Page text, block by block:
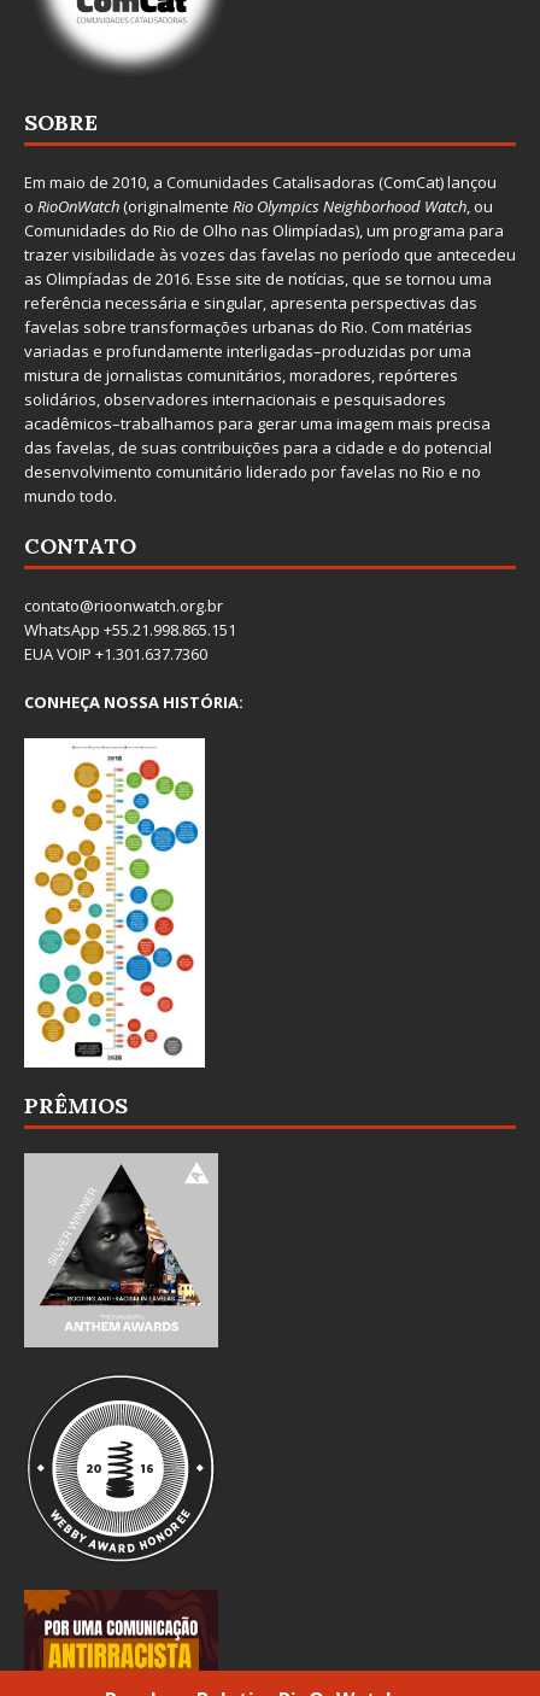
SOBRE
Em maio de 2010, a Comunidades Catalisadoras (ComCat) lançou
o RioOnWatch(originalmente Rio Olympics Neighborhood Watch, ou
Comunidades do Rio de Olho nas Olimpíadas), um programa para
trazer visibilidade às vozes das favelas no período que antecedeu
as Olimpíadas de 2016. Esse site de notícias, que se tornou uma
referência necessária e singular, apresenta perspectivas das
favelas sobre transformações urbanas do Rio. Com matérias
variadas e profundamente interligadas–produzidas por uma
mistura de jornalistas comunitários, moradores, repórteres
solidários, observadores internacionais e pesquisadores
acadêmicos–trabalhamos para gerar uma imagem mais precisa
das favelas, de suas contribuições para a cidade e do potencial
desenvolvimento comunitário liderado por favelas no Rio e no
mundo todo.
CONTATO
contato@rioonwatch.org.br
WhatsApp +55.21.998.865.151
EUA VOIP +1.301.637.7360
CONHEÇA NOSSA HISTÓRIA:
PRÊMIOS